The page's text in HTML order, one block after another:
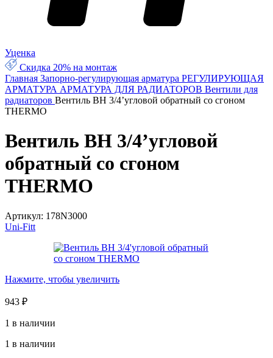
Уценка
Скидка 20% на монтаж
Главная Запорно-регулирующая арматура РЕГУЛИРУЮЩАЯ
АРМАТУРА АРМАТУРА ДЛЯ РАДИАТОРОВ Вентили для
радиаторов Вентиль ВН 3/4’угловой обратный со сгоном
THERMO
Вентиль ВН 3/4’угловой
обратный со сгоном
THERMO
Артикул: 178N3000
Uni-Fitt
Нажмите, чтобы увеличить
943 ₽
1 в наличии
1 в наличии